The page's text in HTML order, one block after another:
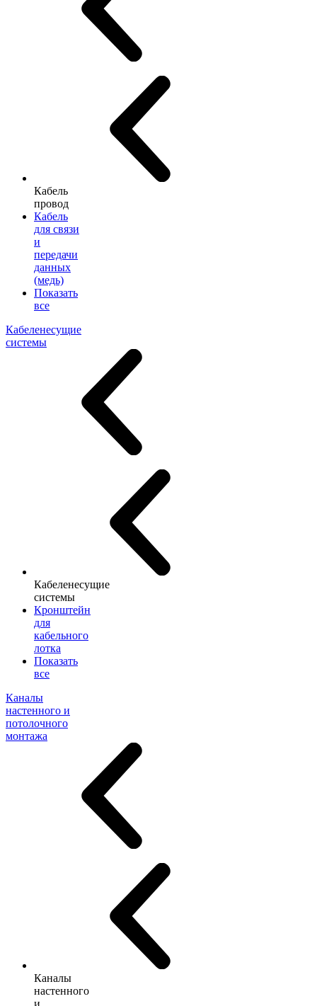
Кабель
провод
Кабель
для связи
и
передачи
данных
(медь)
Показать
все
Кабеленесущие
системы
Кабеленесущие
системы
Кронштейн
для
кабельного
лотка
Показать
все
Каналы
настенного и
потолочного
монтажа
Каналы
настенного